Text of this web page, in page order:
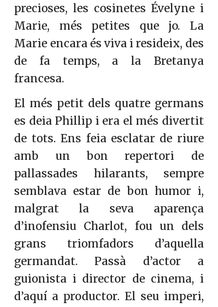
precioses, les cosinetes Évelyne i
Marie, més petites que jo. La
Marie encara és viva i resideix, des
de fa temps, a la Bretanya
francesa.
El més petit dels quatre germans
es deia Phillip i era el més divertit
de tots. Ens feia esclatar de riure
amb un bon repertori de
pallassades hilarants, sempre
semblava estar de bon humor i,
malgrat la seva aparença
d’inofensiu Charlot, fou un dels
grans triomfadors d’aquella
germandat. Passà d’actor a
guionista i director de cinema, i
d’aquí a productor. El seu imperi,